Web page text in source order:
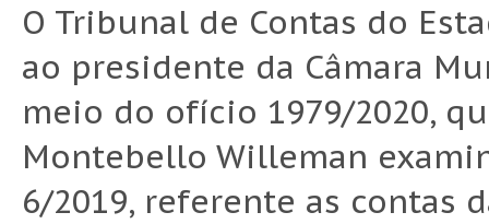
O Tribunal de Contas do
ao presidente da Câmara
meio do ofício 1979/2020,
Montebello Willeman
6/2019, referente as contas